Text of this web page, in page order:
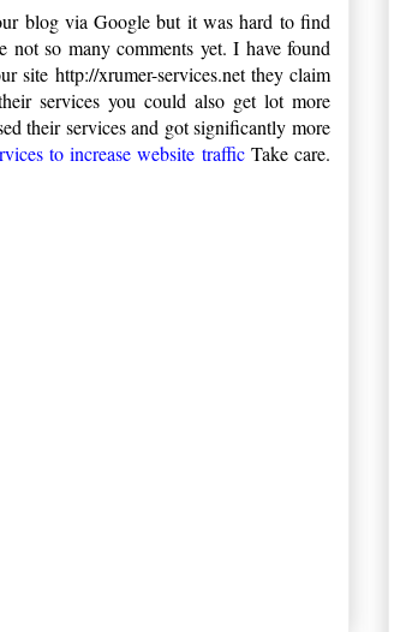
blog via Google but it was hard to find
not so many comments yet. I have found
site http://xrumer-services.net they claim
services you could also get lot more
their services and got significantly more
to increase website trafficTake care.